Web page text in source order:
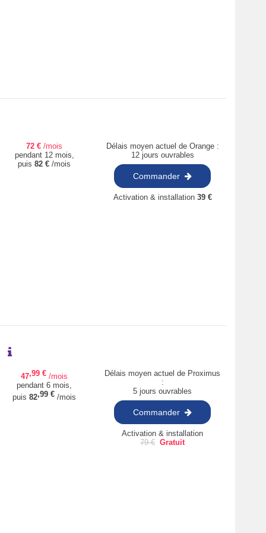
72 € /mois
pendant 12 mois,
puis 82 € /mois
Délais moyen actuel de Orange :
12 jours ouvrables
Commander
Activation & installation 39 €
47,99 € /mois
pendant 6 mois,
puis 82,99 € /mois
Délais moyen actuel de Proximus
:
5 jours ouvrables
Commander
Activation & installation
79€ Gratuit